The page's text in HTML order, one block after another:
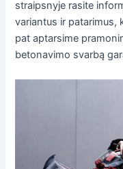
straipsnyje rasite
variantus ir patarimus,
pat aptarsime
betonavimo svarbą